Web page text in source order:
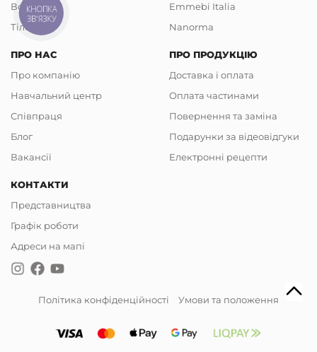
Волосся
Тіло
Emmebi Italia
Nanorma
ПРО НАС
Про компанію
Навчальний центр
Співпраця
Блог
Вакансії
ПРО ПРОДУКЦІЮ
Доставка і оплата
Оплата частинами
Повернення та заміна
Подарунки за відеовідгуки
Електронні рецепти
КОНТАКТИ
Представництва
Графік роботи
Адреси на мапі
Політика конфіденційності Умови та положення
КНОПКА
ЗВ'ЯЗКУ